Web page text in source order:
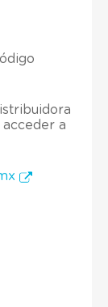
acceder a